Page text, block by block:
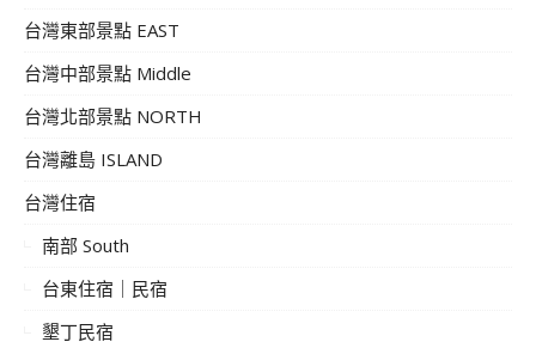
台灣東部景點 EAST
台灣中部景點 Middle
台灣北部景點 NORTH
台灣離島 ISLAND
台灣住宿
南部 South
台東住宿｜民宿
墾丁民宿